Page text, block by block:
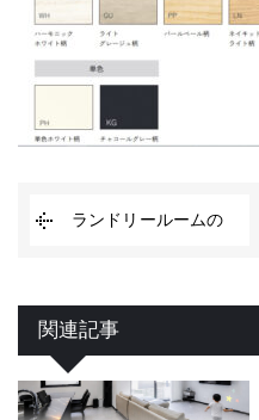
ランドリールームの
関連記事